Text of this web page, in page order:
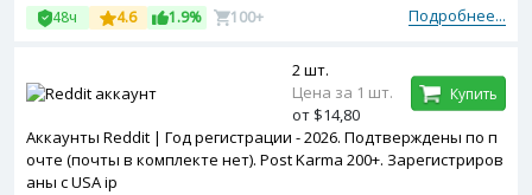
Подробнее...
48ч 4.6 1.9% 100+
Аккаунты Reddit | Год регистрации - 2026. Подтверждены по п
очте (почты в комплекте нет). Post Karma 200+. Зарегистриров
аны с USA ip
2 шт.
Цена за 1 шт.
от $14,80
Купить